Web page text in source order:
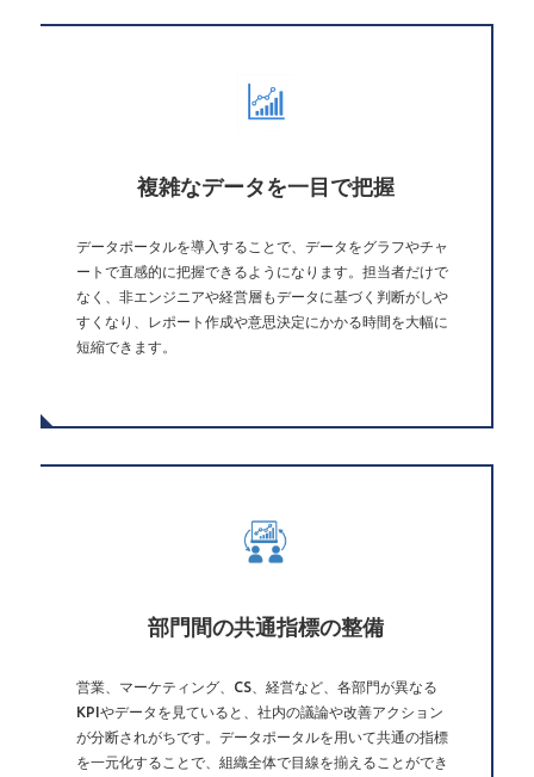
複雑なデータを一目で把握
データポータルを導入することで、データをグラフやチャ
ートで直感的に把握できるようになります。担当者だけで
なく、非エンジニアや経営層もデータに基づく判断がしや
すくなり、レポート作成や意思決定にかかる時間を大幅に
短縮できます。
部門間の共通指標の整備
営業、マーケティング、CS、経営など、各部門が異なる
KPIやデータを見ていると、社内の議論や改善アクション
が分断されがちです。データポータルを用いて共通の指標
を一元化することで、組織全体で目線を揃えることができ